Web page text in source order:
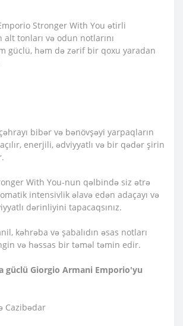
Stronger With You ətirli
alt tonları və odun notlarını
güclü, həm də zərif bir qoxu yaradan
bibər və bənövşəyi yarpaqların
açılır, enerjili, ədviyyatlı və bir qədər şirin
With You-nun qəlbində siz ətrə
intensivlik əlavə edən adaçayı və
dərinliyini tapacaqsınız.
kəhrəba və şabalıdın əsas notları
və həssas bir təməl təmin edir.
güclü Giorgio Armani Emporio'yu
Cazibədar